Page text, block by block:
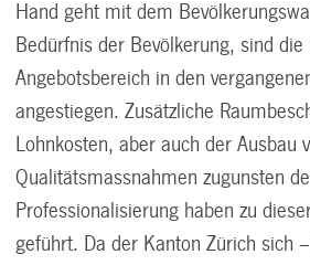
Hand geht mit dem
Bedürfnis der Bevölkerung, sind
Angebotsbereich in den
angestiegen. Zusätzliche
Lohnkosten, aber auch der Ausbau
Qualitätsmassnahmen zugunsten
Professionalisierung haben zu
geführt. Da der Kanton Zürich sich